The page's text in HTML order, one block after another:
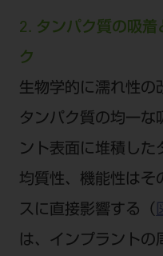
2. タンパク質の吸
ク
生物学的に濡れ性の
タンパク質の均一な
ント表面に堆積した
均質性、機能性はそ
スに直接影響する（
は、インプラントの